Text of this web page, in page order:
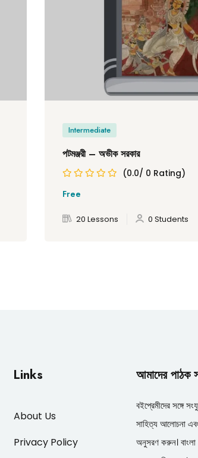
Intermediate
পটমঞ্জরী – অভীক সরকার
(0.0/ 0 Rating)
Free
20 Lessons 0 Students
Links
About Us
Privacy Policy
আমাদের পাঠক
বইপ্রেমীদের সঙ্গে
সাহিত্য আলোচনা
অনুসরণ করুন। বাংলা